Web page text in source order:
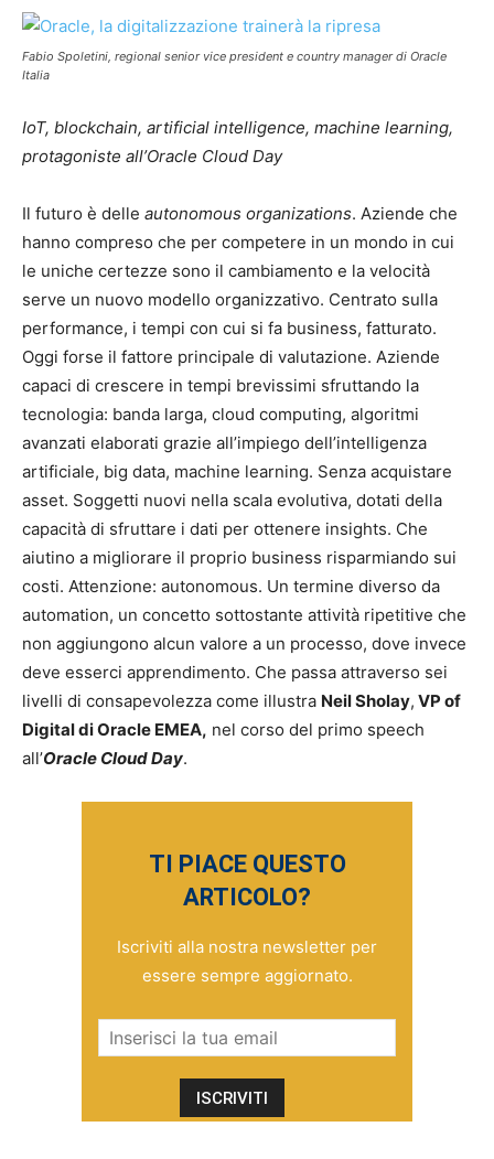
Fabio Spoletini, regional senior vice president e country manager di Oracle
Italia
IoT, blockchain, artificial intelligence, machine learning,
protagoniste all’Oracle Cloud Day
Il futuro è delle autonomous organizations. Aziende che
hanno compreso che per competere in un mondo in cui
le uniche certezze sono il cambiamento e la velocità
serve un nuovo modello organizzativo. Centrato sulla
performance, i tempi con cui si fa business, fatturato.
Oggi forse il fattore principale di valutazione. Aziende
capaci di crescere in tempi brevissimi sfruttando la
tecnologia: banda larga, cloud computing, algoritmi
avanzati elaborati grazie all’impiego dell’intelligenza
artificiale, big data, machine learning. Senza acquistare
asset. Soggetti nuovi nella scala evolutiva, dotati della
capacità di sfruttare i dati per ottenere insights. Che
aiutino a migliorare il proprio business risparmiando sui
costi. Attenzione: autonomous. Un termine diverso da
automation, un concetto sottostante attività ripetitive che
non aggiungono alcun valore a un processo, dove invece
deve esserci apprendimento. Che passa attraverso sei
livelli di consapevolezza come illustra Neil Sholay, VP of
Digital di Oracle EMEA, nel corso del primo speech
all’Oracle Cloud Day.
TI PIACE QUESTO
ARTICOLO?
Iscriviti alla nostra newsletter per
essere sempre aggiornato.